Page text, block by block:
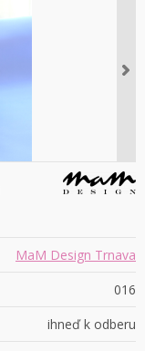
MaM Design Trnava
016
ihneď k odberu